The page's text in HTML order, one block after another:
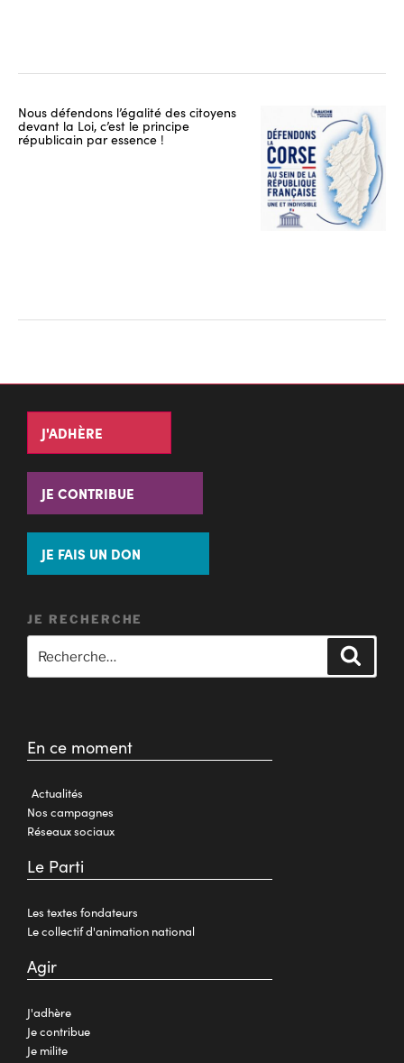
Nous défendons l’égalité des citoyens
devant la Loi, c’est le principe
républicain par essence !
J'ADHÈRE
JE CONTRIBUE
JE FAIS UN DON
JE RECHERCHE
En ce moment
Actualités
Nos campagnes
Réseaux sociaux
Le Parti
Les textes fondateurs
Le collectif d'animation national
Agir
J'adhère
Je contribue
Je milite